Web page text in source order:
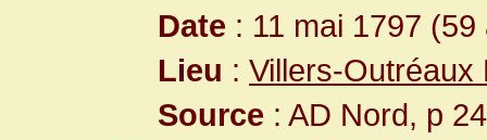
Date : 11 mai 1797 (59
Lieu : Villers-Outréaux
Source : AD Nord, p